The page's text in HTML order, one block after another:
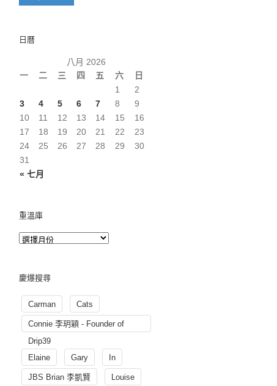
日曆
八月 2026
一
二 三 四 五 六 日
« 七月
1
2
3
4 5 6 7 8
9
10
11 12 13 14 15
16
17
18 19 20 21 22
23
24
25 26 27 28 29
30
31
重溫庫
慶爆搜尋
Carman Cats
Connie 李玥穎 - Founder of
Drip39
Elaine
Gary In
JBS Brian 李凱賢 Louise